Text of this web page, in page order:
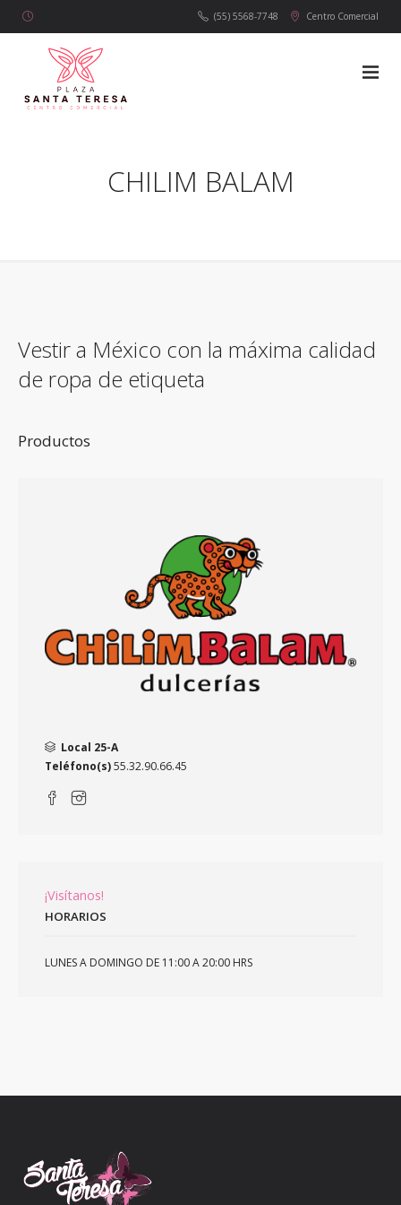
(55) 5568-7748 Centro Comercial
CHILIM BALAM
Vestir a México con la máxima calidad
de ropa de etiqueta
Productos
Local 25-A
Teléfono(s)55.32.90.66.45
¡Visítanos!
HORARIOS
LUNES A DOMINGO DE 11:00 A 20:00 HRS